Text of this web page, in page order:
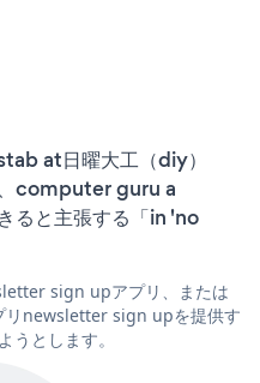
at日曜大工（diy）
computer guru a
と主張する「in 'no
sign upアプリ、または
newsletter sign upを提供す
とします。